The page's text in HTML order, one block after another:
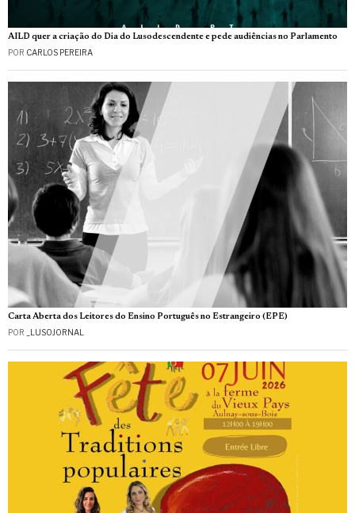
AILD quer a criação do Dia do Lusodescendente e pede audiências no Parlamento
POR CARLOS PEREIRA
Carta Aberta dos Leitores do Ensino Português no Estrangeiro (EPE)
POR _LUSOJORNAL